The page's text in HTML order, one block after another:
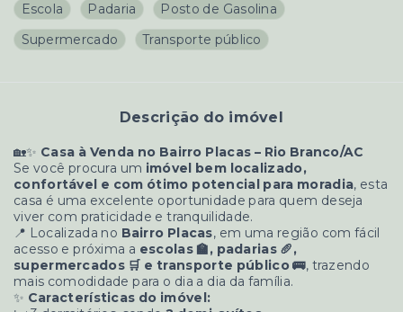
Escola Padaria
Posto de Gasolina
Supermercado
Transporte público
Descrição do imóvel
🏡✨ Casa à Venda no Bairro Placas – Rio Branco/AC
Se você procura um imóvel bem localizado,
confortável e com ótimo potencial para moradia, esta
casa é uma excelente oportunidade para quem deseja
viver com praticidade e tranquilidade.
📍 Localizada no Bairro Placas, em uma região com fácil
acesso e próxima a escolas 🏫, padarias 🥖,
supermercados 🛒 e transporte público 🚌, trazendo
mais comodidade para o dia a dia da família.
✨ Características do imóvel: